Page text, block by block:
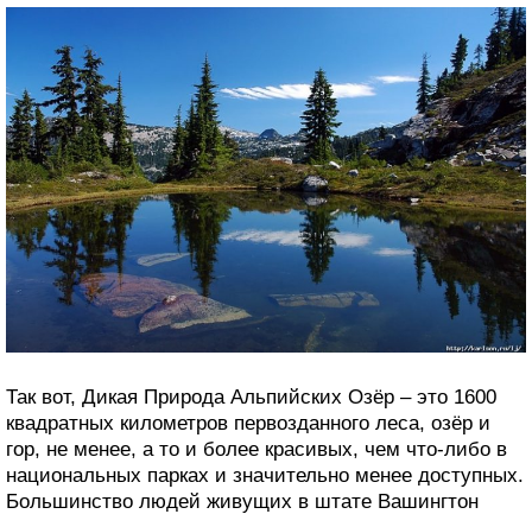
Так вот, Дикая Природа Альпийских Озёр – это 1600
квадратных километров первозданного леса, озёр и
гор, не менее, а то и более красивых, чем что-либо в
национальных парках и значительно менее доступных.
Большинство людей живущих в штате Вашингтон